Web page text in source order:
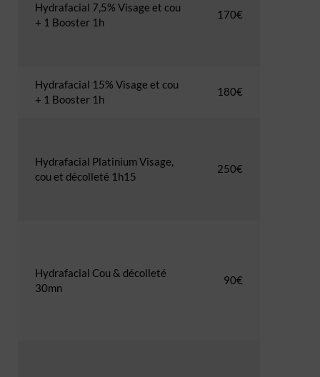
Hydrafacial 7,5% Visage et cou
+ 1 Booster 1h
170€
Hydrafacial 15% Visage et cou
+ 1 Booster 1h
180€
Hydrafacial Platinium Visage,
cou et décolleté 1h15
250€
Hydrafacial Cou & décolleté
30mn
90€